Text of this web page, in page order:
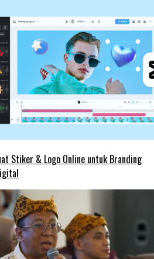
Stiker & Logo Online untuk Branding